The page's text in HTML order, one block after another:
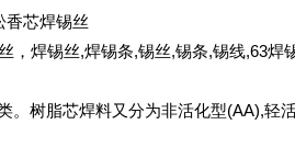
芯焊锡丝
焊锡丝,焊锡条,锡丝,锡条,锡线,63焊
。树脂芯焊料又分为非活化型(AA),轻